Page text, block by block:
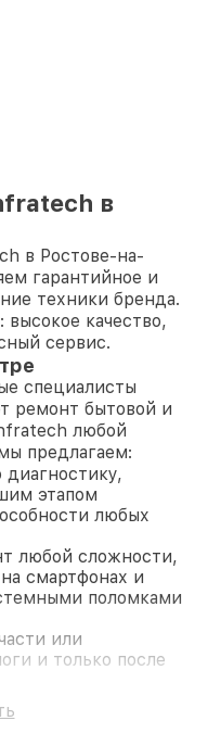
в
в Ростове-на-
гарантийное и
техники бренда.
качество,
сервис.
специалисты
ремонт бытовой и
любой
предлагаем:
этапом
любых
любой сложности,
смартфонах и
поломками
или
и только после
В случае